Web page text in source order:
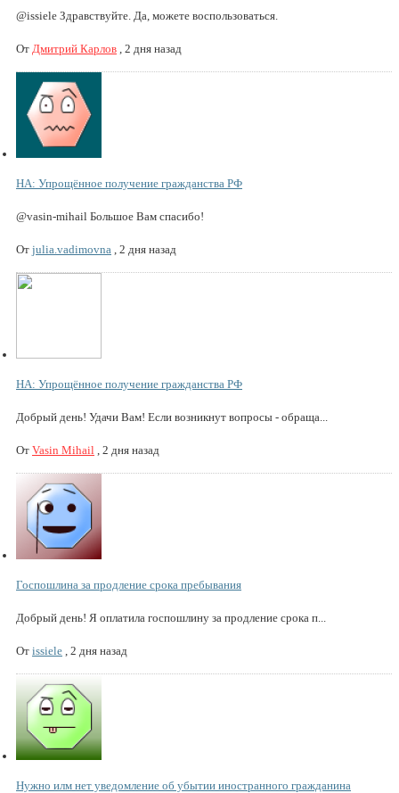
@issiele Здравствуйте. Да, можете воспользоваться.
От Дмитрий Карлов 2 дня назад
НА: Упрощённое получение гражданства РФ
@vasin-mihail Большое Вам спасибо!
От julia.vadimovna 2 дня назад
НА: Упрощённое получение гражданства РФ
Добрый день! Удачи Вам! Если возникнут вопросы - обраща...
От Vasin Mihail 2 дня назад
Госпошлина за продление срока пребывания
Добрый день! Я оплатила госпошлину за продление срока п...
От issiele 2 дня назад
Нужно илм нет уведомление об убытии иностранного гражданина